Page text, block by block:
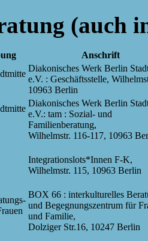
(auch
Anschrift
Diakonisches Werk Berlin
e.V. : Geschäftsstelle,
10963 Berlin
Diakonisches Werk Berlin
e.V.: tam : Sozial- und
Familienberatung,
Wilhelmstr. 116-117, 10963
Integrationslots*Innen F-K,
Wilhelmstr. 115, 10963 Berlin
BOX 66 : interkulturelles
und Begegnungszentrum für
und Familie,
Dolziger Str.16, 10247 Berlin